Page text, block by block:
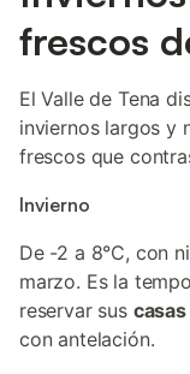
frescos
El Valle de Tena
inviernos largos y
frescos que
Invierno
De -2 a 8°C, con
marzo. Es la
reservar sus
con antelación.